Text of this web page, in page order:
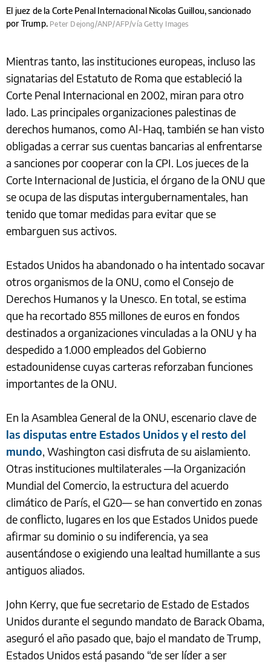
El juez de la Corte Penal Internacional Nicolas Guillou, sancionado
por Trump. Peter Dejong/ANP/AFP/vía Getty Images
Mientras tanto, las instituciones europeas, incluso las
signatarias del Estatuto de Roma que estableció la
Corte Penal Internacional en 2002, miran para otro
lado. Las principales organizaciones palestinas de
derechos humanos, como Al-Haq, también se han visto
obligadas a cerrar sus cuentas bancarias al enfrentarse
a sanciones por cooperar con la CPI. Los jueces de la
Corte Internacional de Justicia, el órgano de la ONU que
se ocupa de las disputas intergubernamentales, han
tenido que tomar medidas para evitar que se
embarguen sus activos.
Estados Unidos ha abandonado o ha intentado socavar
otros organismos de la ONU, como el Consejo de
Derechos Humanos y la Unesco. En total, se estima
que ha recortado 855 millones de euros en fondos
destinados a organizaciones vinculadas a la ONU y ha
despedido a 1.000 empleados del Gobierno
estadounidense cuyas carteras reforzaban funciones
importantes de la ONU.
En la Asamblea General de la ONU, escenario clave de
las disputas entre Estados Unidos y el resto del
mundo, Washington casi disfruta de su aislamiento.
Otras instituciones multilaterales —la Organización
Mundial del Comercio, la estructura del acuerdo
climático de París, el G20— se han convertido en zonas
de conflicto, lugares en los que Estados Unidos puede
afirmar su dominio o su indiferencia, ya sea
ausentándose o exigiendo una lealtad humillante a sus
antiguos aliados.
John Kerry, que fue secretario de Estado de Estados
Unidos durante el segundo mandato de Barack Obama,
aseguró el año pasado que, bajo el mandato de Trump,
Estados Unidos está pasando “de ser líder a ser